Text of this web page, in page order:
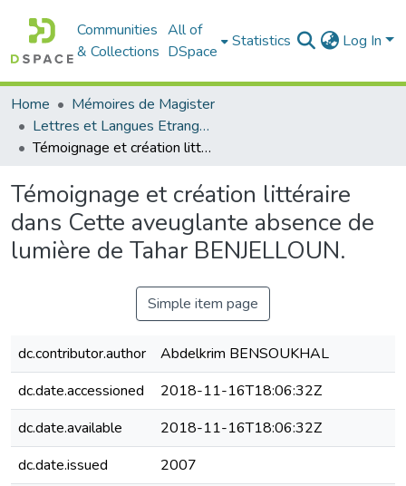
Communities
& Collections
All of
DSpace
Statistics Log In
Home
Mémoires de Magister
Lettres et Langues Etrangères - اللغات الأجنبية
Témoignage et création littéraire dans Cette aveuglante absence de lumière de Tahar BENJELLOUN.
Témoignage et création littéraire
dans Cette aveuglante absence de
lumière de Tahar BENJELLOUN.
Simple item page
dc.contributor.author
Abdelkrim BENSOUKHAL
dc.date.accessioned
2018-11-16T18:06:32Z
dc.date.available
2018-11-16T18:06:32Z
dc.date.issued
2007